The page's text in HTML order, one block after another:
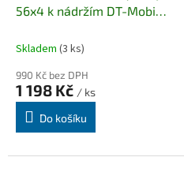
56x4 k nádržím DT-Mobile
440+50 combi
Skladem (3 ks)
990 Kč bez DPH
1 198 Kč / ks
Do košíku